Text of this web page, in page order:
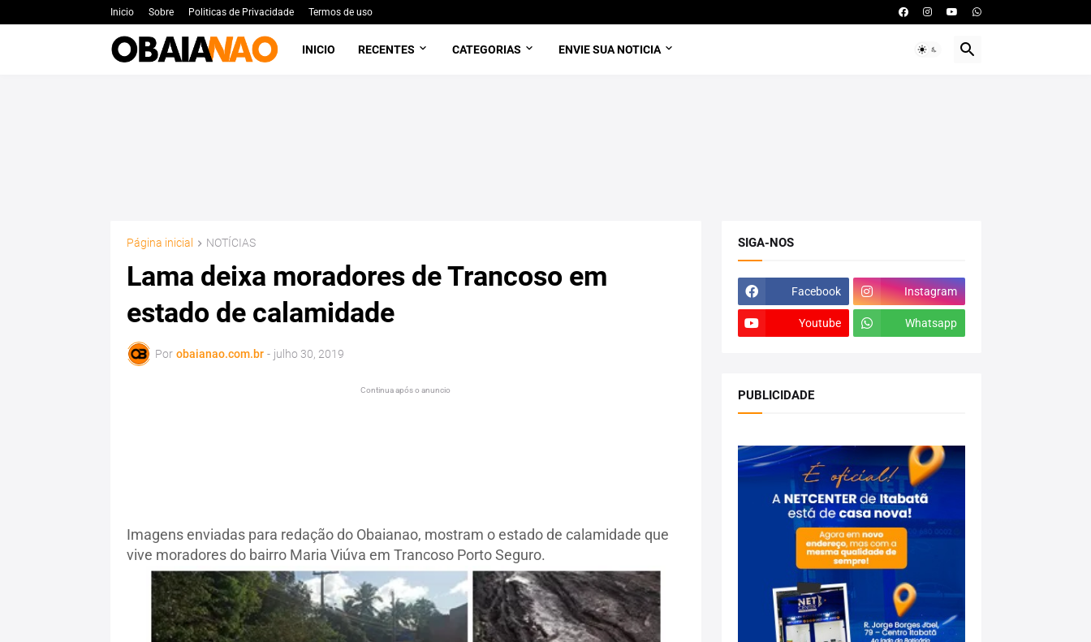
Inicio Sobre Politicas de Privacidade Termos de uso
INICIO RECENTES CATEGORIAS ENVIE SUA NOTICIA
Página inicial NOTÍCIAS
Lama deixa moradores de Trancoso em
estado de calamidade
Por obaianao.com.br - julho 30, 2019
Continua após o anuncio
Imagens enviadas para redação do Obaianao, mostram o estado de calamidade que
vive moradores do bairro Maria Viúva em Trancoso Porto Seguro.
SIGA-NOS
Facebook Instagram
Youtube Whatsapp
PUBLICIDADE